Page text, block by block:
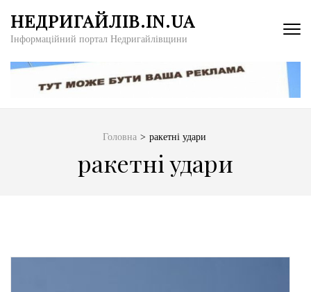
вмісту
Enter)
НЕДРИГАЙЛІВ.IN.UA
Інформаційний портал Недригайлівщини
Головна > ракетні удари
ракетні удари